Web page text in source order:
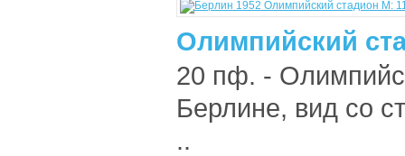
Олимпийский
20 пф. -
Берлине, вид со
..